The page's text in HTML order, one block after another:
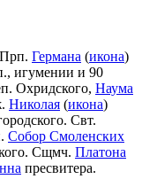
Германа (икона)
игумении и 90
Охридского, Наума
Николая (икона)
Свт.
Собор Смоленских
Сщмч. Платона
пресвитера.